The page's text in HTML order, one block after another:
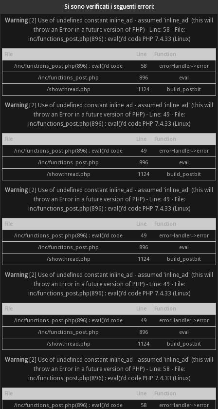
Si sono verificati i seguenti errori:
Warning[2] Use of undefined constant inline_ad - assumed 'inline_ad' (this will
throw an Error in a future version of PHP) - Line: 58 - File:
inc/functions_post.php(896) : eval()'d code PHP 7.4.33 (Linux)
File Line
Function
/inc/functions_post.php(896) : eval()'d code
58
errorHandler->error
/inc/functions_post.php
896
eval
/showthread.php
1124 build_postbit
Warning[2] Use of undefined constant inline_ad - assumed 'inline_ad' (this will
throw an Error in a future version of PHP) - Line: 49 - File:
inc/functions_post.php(896) : eval()'d code PHP 7.4.33 (Linux)
File Line
Function
/inc/functions_post.php(896) : eval()'d code
49
errorHandler->error
/inc/functions_post.php
896
eval
/showthread.php
1124 build_postbit
Warning[2] Use of undefined constant inline_ad - assumed 'inline_ad' (this will
throw an Error in a future version of PHP) - Line: 49 - File:
inc/functions_post.php(896) : eval()'d code PHP 7.4.33 (Linux)
File Line
Function
/inc/functions_post.php(896) : eval()'d code
49
errorHandler->error
/inc/functions_post.php
896
eval
/showthread.php
1124 build_postbit
Warning[2] Use of undefined constant inline_ad - assumed 'inline_ad' (this will
throw an Error in a future version of PHP) - Line: 49 - File:
inc/functions_post.php(896) : eval()'d code PHP 7.4.33 (Linux)
File Line
Function
/inc/functions_post.php(896) : eval()'d code
49
errorHandler->error
/inc/functions_post.php
896
eval
/showthread.php
1124 build_postbit
Warning[2] Use of undefined constant inline_ad - assumed 'inline_ad' (this will
throw an Error in a future version of PHP) - Line: 58 - File:
inc/functions_post.php(896) : eval()'d code PHP 7.4.33 (Linux)
File Line
Function
/inc/functions_post.php(896) : eval()'d code
58
errorHandler->error